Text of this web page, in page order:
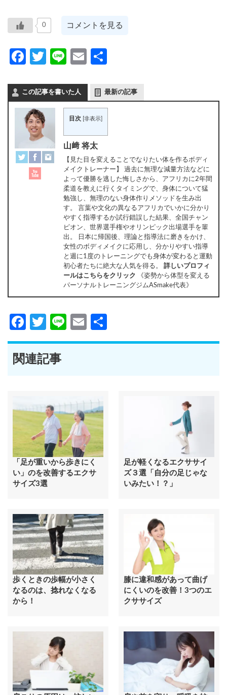
0 コメントを見る
Facebook
Twitter
LineEmail
この記事を書いた人 最新の記事
目次 非表示
山﨑 将太
【見た目を変えることでなりたい体を作るボディ
メイクトレーナー】 過去に無理な減量方法などに
よって優勝を逃した悔しさから、アフリカに2年間
柔道を教えに行くタイミングで、身体について猛
勉強し、無理のない身体作りメソッドを生み出
す。 言葉や文化の異なるアフリカでいかに分かり
やすく指導するか試行錯誤した結果、全国チャン
ピオン、世界選手権やオリンピック出場選手を輩
出。 日本に帰国後、理論と指導法に磨きをかけ、
女性のボディメイクに応用し、分かりやすい指導
と週に1度のトレーニングでも身体が変わると運動
初心者たちに絶大な人気を得る。 詳しいプロフィ
ールはこちらをクリック 《姿勢から体型を変える
パーソナルトレーニングジムASmake代表》
Facebook
Twitter
LineEmail
有
関連記事
「足が重いから歩きにく
い」のを改善するエクサ
サイズ3選
足が軽くなるエクササイ
ズ３選「自分の足じゃな
いみたい！？」
歩くときの歩幅が小さく
なるのは、捻れなくなる
から！
膝に違和感があって曲げ
にくいのを改善！3つのエ
クササイズ